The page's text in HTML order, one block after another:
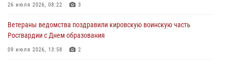
хулиганстве
06 августа 2026, 07:00
26 июля 2026, 08:22 3
Ветераны ведомства поздравили кировскую воинскую часть
Росгвардии с Днем образования
09 июля 2026, 13:58 2